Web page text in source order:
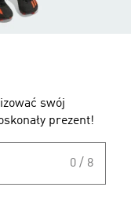
swój
prezent!
0 / 8